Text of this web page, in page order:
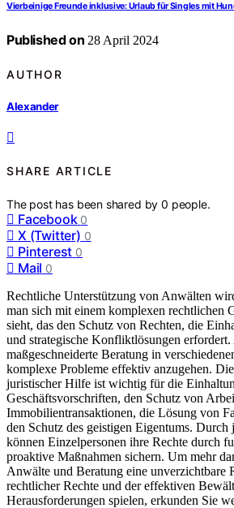
Vierbeinige Freunde inklusive: Urlaub für Singles mit
Published on 28 April 2024
AUTHOR
Alexander
SHARE ARTICLE
The post has been shared by0 people.
Facebook 0
X (Twitter) 0
Pinterest 0
Mail 0
Rechtliche Unterstützung von Anwälten
man sich mit einem komplexen rechtlichen
sieht, das den Schutz von Rechten, die
und strategische Konfliktlösungen
maßgeschneiderte Beratung in
komplexe Probleme effektiv anzugehen.
juristischer Hilfe ist wichtig für die
Geschäftsvorschriften, den Schutz von
Immobilientransaktionen, die Lösung von
den Schutz des geistigen Eigentums. Durch
können Einzelpersonen ihre Rechte durch
proaktive Maßnahmen sichern. Um mehr
Anwälte und Beratung eine unverzichtbare
rechtlicher Rechte und der effektiven
Herausforderungen spielen, erkunden Sie